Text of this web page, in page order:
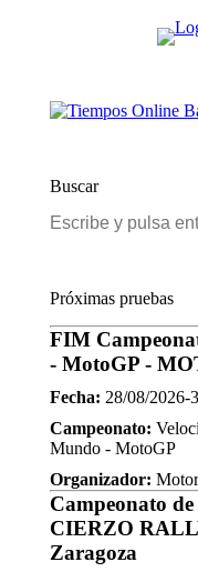
Buscar
Buscar:
Próximas pruebas
FIM
- MotoGP -
Fecha: 28/08/2026-
Campeonato:
Mundo - MotoGP
Organizador:
Campeonato
CIERZO
Zaragoza